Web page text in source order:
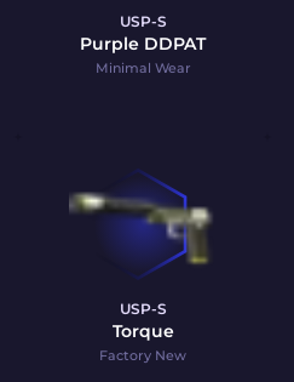
USP-S
Purple DDPAT
Minimal Wear
USP-S
Torque
Factory New